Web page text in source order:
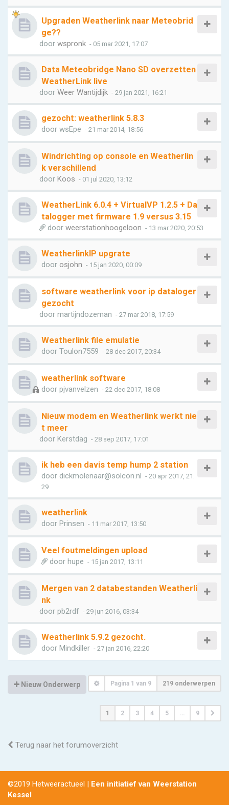
Upgraden Weatherlink naar Meteobrid
ge??
door wspronk - 05 mar 2021, 17:07
Data Meteobridge Nano SD overzetten
WeatherLink live
door Weer Wantijdijk - 29 jan 2021, 16:21
gezocht: weatherlink 5.8.3
door wsEpe - 21 mar 2014, 18:56
Windrichting op console en Weatherlin
k verschillend
door Koos - 01 jul 2020, 13:12
WeatherLink 6.0.4 + VirtualVP 1.2.5 + Da
talogger met firmware 1.9 versus 3.15
door weerstationhoogeloon - 13 mar 2020, 20:53
WeatherlinkIP upgrate
door osjohn - 15 jan 2020, 00:09
software weatherlink voor ip dataloger
gezocht
door martijndozeman - 27 mar 2018, 17:59
Weatherlink file emulatie
door Toulon7559 - 28 dec 2017, 20:34
weatherlink software
door pjvanvelzen - 22 dec 2017, 18:08
Nieuw modem en Weatherlink werkt nie
t meer
door Kerstdag - 28 sep 2017, 17:01
ik heb een davis temp hump 2 station
door dickmolenaar@solcon.nl - 20 apr 2017, 21:
29
weatherlink
door Prinsen - 11 mar 2017, 13:50
Veel foutmeldingen upload
door hupe - 15 jan 2017, 13:11
Mergen van 2 databestanden Weatherli
nk
door pb2rdf - 29 jun 2016, 03:34
Weatherlink 5.9.2 gezocht.
door Mindkiller - 27 jan 2016, 22:20
Nieuw Onderwerp Pagina 1 van 9 219 onderwerpen
1 2 3 4 5 … 9
Terug naar het forumoverzicht
©2019 Hetweeractueel | Een initiatief van Weerstation
Kessel